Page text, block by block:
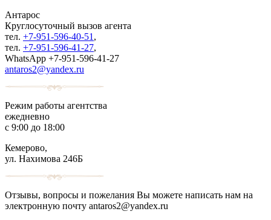
Антарос
Круглосуточный вызов агента
тел. +7-951-596-40-51 ,
тел. +7-951-596-41-27,
WhatsApp +7-951-596-41-27
antaros2@yandex.ru
Режим работы агентства
ежедневно
с 9:00 до 18:00
Кемерово,
ул. Нахимова 246Б
Отзывы, вопросы и пожелания Вы можете написать нам на
электронную почту antaros2@yandex.ru